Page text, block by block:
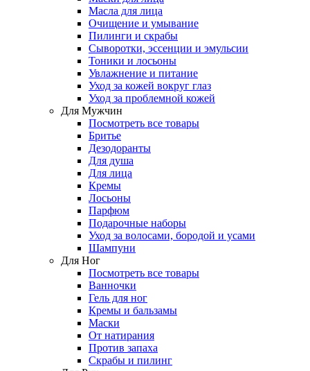
Масла для лица
Очищение и умывание
Пилинги и скрабы
Сыворотки, эссенции и эмульсии
Тоники и лосьоны
Увлажнение и питание
Уход за кожей вокруг глаз
Уход за проблемной кожей
Для Мужчин
Посмотреть все товары
Бритье
Дезодоранты
Для душа
Для лица
Кремы
Лосьоны
Парфюм
Подарочные наборы
Уход за волосами, бородой и усами
Шампуни
Для Ног
Посмотреть все товары
Ванночки
Гель для ног
Кремы и бальзамы
Маски
От натирания
Против запаха
Скрабы и пилинг